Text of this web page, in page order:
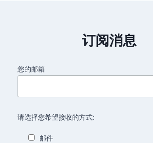
订阅消息
您的邮箱
请选择您希望接收的方式:
邮件